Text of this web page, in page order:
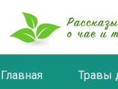
Главная Травы